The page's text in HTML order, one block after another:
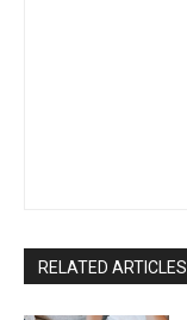
RELATED ARTICLES